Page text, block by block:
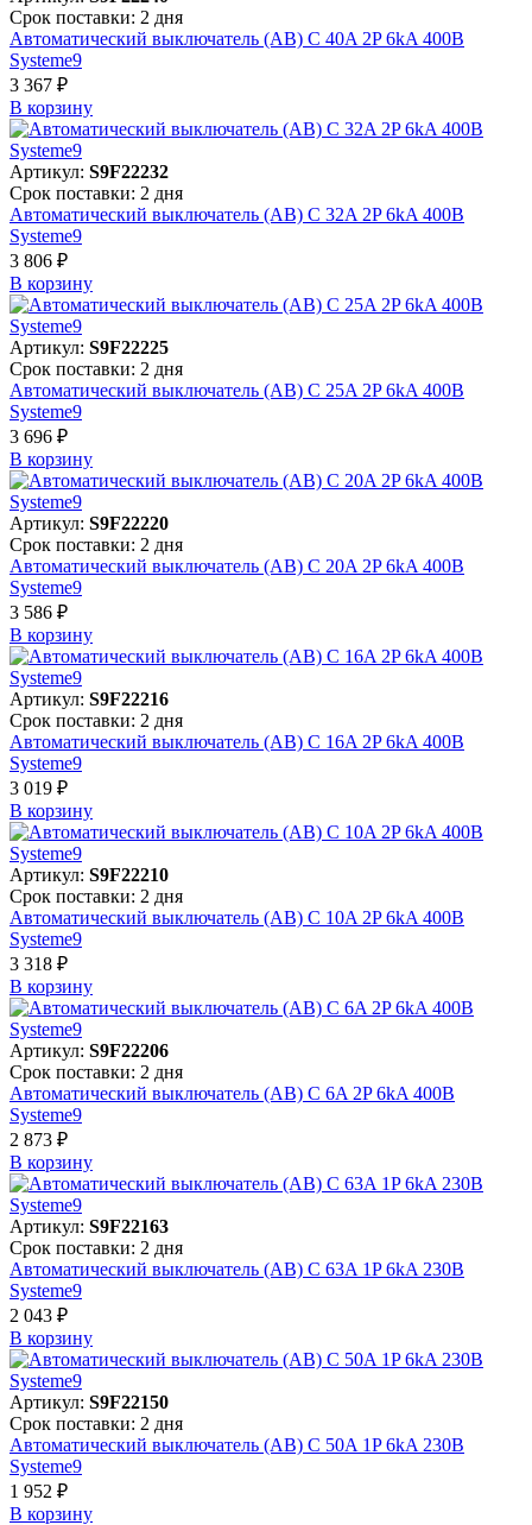
Срок поставки: 2 дня
Автоматический выключатель (АВ) C 40A 2P 6kA 400В
Systeme9
3 367 ₽
В корзинy
Артикул: S9F22232
Срок поставки: 2 дня
Автоматический выключатель (АВ) C 32A 2P 6kA 400В
Systeme9
3 806 ₽
В корзинy
Артикул: S9F22225
Срок поставки: 2 дня
Автоматический выключатель (АВ) C 25A 2P 6kA 400В
Systeme9
3 696 ₽
В корзинy
Артикул: S9F22220
Срок поставки: 2 дня
Автоматический выключатель (АВ) C 20A 2P 6kA 400В
Systeme9
3 586 ₽
В корзинy
Артикул: S9F22216
Срок поставки: 2 дня
Автоматический выключатель (АВ) C 16A 2P 6kA 400В
Systeme9
3 019 ₽
В корзинy
Артикул: S9F22210
Срок поставки: 2 дня
Автоматический выключатель (АВ) C 10A 2P 6kA 400В
Systeme9
3 318 ₽
В корзинy
Артикул: S9F22206
Срок поставки: 2 дня
Автоматический выключатель (АВ) C 6A 2P 6kA 400В
Systeme9
2 873 ₽
В корзинy
Артикул: S9F22163
Срок поставки: 2 дня
Автоматический выключатель (АВ) C 63A 1P 6kA 230В
Systeme9
2 043 ₽
В корзинy
Артикул: S9F22150
Срок поставки: 2 дня
Автоматический выключатель (АВ) C 50A 1P 6kA 230В
Systeme9
1 952 ₽
В корзинy